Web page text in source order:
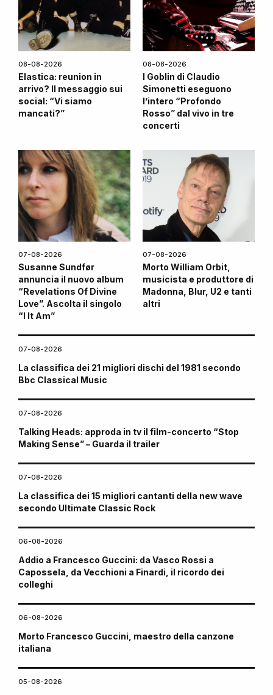
08-08-2026
Elastica: reunion in
arrivo? Il messaggio sui
social: “Vi siamo
mancati?”
08-08-2026
I Goblin di Claudio
Simonetti eseguono
l’intero “Profondo
Rosso” dal vivo in tre
concerti
07-08-2026
Susanne Sundfør
annuncia il nuovo album
“Revelations Of Divine
Love”. Ascolta il singolo
“I It Am”
07-08-2026
Morto William Orbit,
musicista e produttore di
Madonna, Blur, U2 e tanti
altri
07-08-2026
La classifica dei 21 migliori dischi del 1981 secondo
Bbc Classical Music
07-08-2026
Talking Heads: approda in tv il film-concerto “Stop
Making Sense” – Guarda il trailer
07-08-2026
La classifica dei 15 migliori cantanti della new wave
secondo Ultimate Classic Rock
06-08-2026
Addio a Francesco Guccini: da Vasco Rossi a
Capossela, da Vecchioni a Finardi, il ricordo dei
colleghi
06-08-2026
Morto Francesco Guccini, maestro della canzone
italiana
05-08-2026